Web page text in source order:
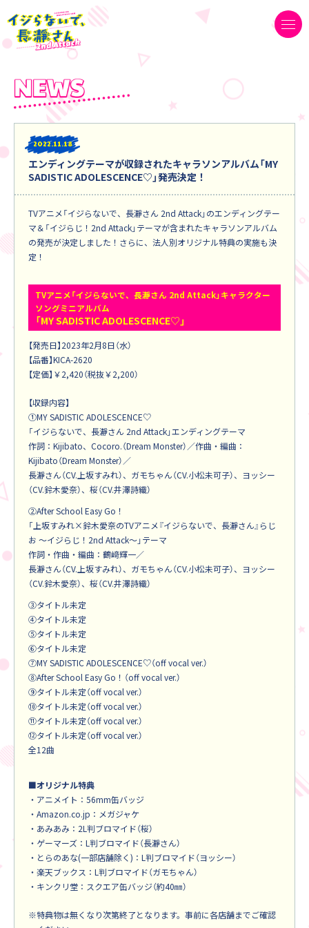
2022 11.18
エンディングテーマが収録されたキャラソンアルバム「MY
SADISTIC ADOLESCENCE♡」発売決定！
TVアニメ「イジらないで、長瀞さん 2nd Attack」のエンディングテー
マ＆「イジらじ！2nd Attack」テーマが含まれたキャラソンアルバム
の発売が決定しました！さらに、法人別オリジナル特典の実施も決
定！
TVアニメ「イジらないで、長瀞さん 2nd Attack」キャラクター
ソングミニアルバム
「MY SADISTIC ADOLESCENCE♡」
【発売日】2023年2月8日（水）
【品番】KICA-2620
【定価】￥2,420（税抜￥2,200）
【収録内容】
①MY SADISTIC ADOLESCENCE♡
「イジらないで、長瀞さん 2nd Attack」エンディングテーマ
作詞：Kijibato、Cocoro.（Dream Monster）／作曲・編曲：
Kijibato（Dream Monster）／
長瀞さん（CV.上坂すみれ）、ガモちゃん（CV.小松未可子）、ヨッシー
（CV.鈴木愛奈）、桜（CV.井澤詩織）
②After School Easy Go！
「上坂すみれ×鈴木愛奈のTVアニメ『イジらないで、長瀞さん』らじ
お ～イジらじ！2nd Attack～」テーマ
作詞・作曲・編曲：鶴﨑輝一／
長瀞さん（CV.上坂すみれ）、ガモちゃん（CV.小松未可子）、ヨッシー
（CV.鈴木愛奈）、桜（CV.井澤詩織）
③タイトル未定
④タイトル未定
⑤タイトル未定
⑥タイトル未定
⑦MY SADISTIC ADOLESCENCE♡（off vocal ver.）
⑧After School Easy Go！（off vocal ver.）
⑨タイトル未定（off vocal ver.）
⑩タイトル未定（off vocal ver.）
⑪タイトル未定（off vocal ver.）
⑫タイトル未定（off vocal ver.）
全12曲
■オリジナル特典
・アニメイト：56mm缶バッジ
・Amazon.co.jp：メガジャケ
・あみあみ：2L判ブロマイド（桜）
・ゲーマーズ：L判ブロマイド（長瀞さん）
・とらのあな(一部店舗除く)：L判ブロマイド（ヨッシー）
・楽天ブックス：L判ブロマイド（ガモちゃん）
・キンクリ堂：スクエア缶バッジ（約40㎜）
※特典物は無くなり次第終了となります。事前に各店舗までご確認